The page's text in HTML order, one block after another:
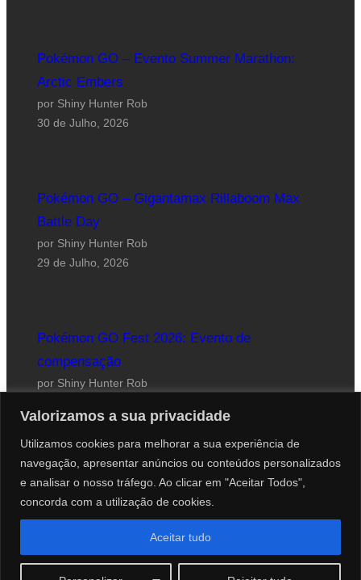
Valorizamos a sua privacidade
Utilizamos cookies para melhorar a sua experiência de
navegação, apresentar anúncios ou conteúdos personalizados
e analisar o nosso tráfego. Ao clicar em "Aceitar Todos",
concorda com a utilização de cookies.
Aceitar tudo
Pokémon GO – Evento Summer Marathon:
Arctic Embers
por Shiny Hunter Rob
30 de Julho, 2026
Pokémon GO – Gigantamax Rillaboom Max
Battle Day
por Shiny Hunter Rob
29 de Julho, 2026
Pokémon GO Fest 2026: Evento de
compensação
por Shiny Hunter Rob
Website desenhado por Roberto Coutinho
© 2012-2026 PokéCenter Blog